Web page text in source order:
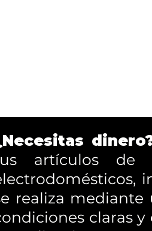
artículos de
realiza
claras